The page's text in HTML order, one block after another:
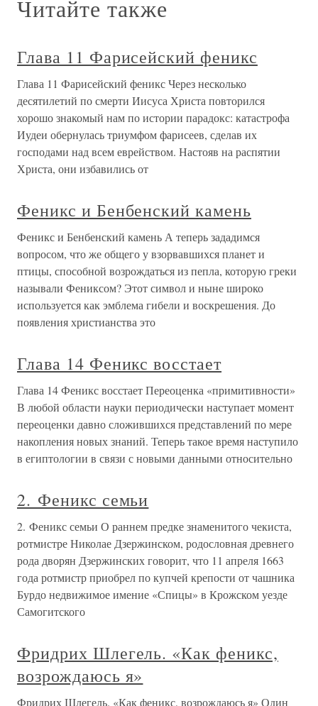
Читайте также
Глава 11 Фарисейский феникс
Глава 11 Фарисейский феникс Через несколько
десятилетий по смерти Иисуса Христа повторился
хорошо знакомый нам по истории парадокс: катастрофа
Иудеи обернулась триумфом фарисеев, сделав их
господами над всем еврейством. Настояв на распятии
Христа, они избавились от
Феникс и Бенбенский камень
Феникс и Бенбенский камень А теперь зададимся
вопросом, что же общего у взорвавшихся планет и
птицы, способной возрождаться из пепла, которую греки
называли Фениксом? Этот символ и ныне широко
используется как эмблема гибели и воскрешения. До
появления христианства это
Глава 14 Феникс восстает
Глава 14 Феникс восстает Переоценка «примитивности»
В любой области науки периодически наступает момент
переоценки давно сложившихся представлений по мере
накопления новых знаний. Теперь такое время наступило
в египтологии в связи с новыми данными относительно
2. Феникс семьи
2. Феникс семьи О раннем предке знаменитого чекиста,
ротмистре Николае Дзержинском, родословная древнего
рода дворян Дзержинских говорит, что 11 апреля 1663
года ротмистр приобрел по купчей крепости от чашника
Бурдо недвижимое имение «Спицы» в Крожском уезде
Самогитского
Фридрих Шлегель. «Как феникс,
возрождаюсь я»
Фридрих Шлегель. «Как феникс, возрождаюсь я» Один